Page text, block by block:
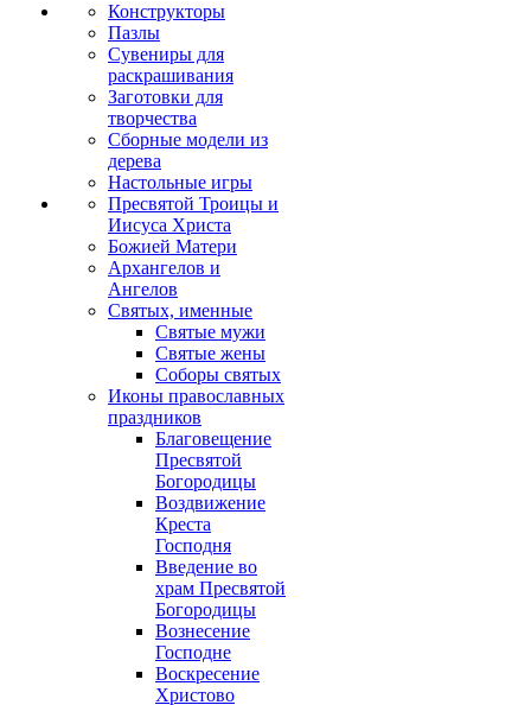
Конструкторы
Пазлы
Сувениры для
раскрашивания
Заготовки для
творчества
Сборные модели из
дерева
Настольные игры
Пресвятой Троицы и
Иисуса Христа
Божией Матери
Архангелов и
Ангелов
Святых, именные
Святые мужи
Святые жены
Соборы святых
Иконы православных
праздников
Благовещение
Пресвятой
Богородицы
Воздвижение
Креста
Господня
Введение во
храм Пресвятой
Богородицы
Вознесение
Господне
Воскресение
Христово